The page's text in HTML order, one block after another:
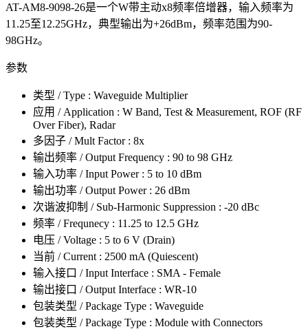
AT-AM8-9098-26是一个W带主动x8频率倍增器，输入频率为
11.25至12.25GHz，典型输出为+26dBm，频率范围为90-
98GHz。
参数
类型 / Type : Waveguide Multiplier
应用 / Application : W Band, Test & Measurement, ROF (RF
Over Fiber), Radar
多因子 / Mult Factor : 8x
输出频率 / Output Frequency : 90 to 98 GHz
输入功率 / Input Power : 5 to 10 dBm
输出功率 / Output Power : 26 dBm
次谐波抑制 / Sub-Harmonic Suppression : -20 dBc
频率 / Frequnecy : 11.25 to 12.5 GHz
电压 / Voltage : 5 to 6 V (Drain)
当前 / Current : 2500 mA (Quiescent)
输入接口 / Input Interface : SMA - Female
输出接口 / Output Interface : WR-10
包装类型 / Package Type : Waveguide
包装类型 / Package Type : Module with Connectors